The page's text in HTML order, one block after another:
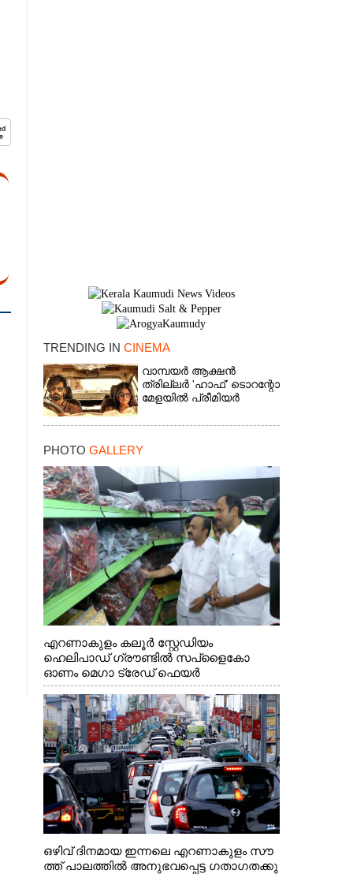
TRENDING IN CINEMA
വാമ്പയർ ആക്ഷൻ
ത്രില്ലർ 'ഹാഫ്' ടൊറന്റോ
മേളയിൽ പ്രീമിയർ
PHOTO GALLERY
എറണാകുളം കലൂർ സ്റ്റേഡിയം
ഹെലിപാഡ് ഗ്രൗണ്ടിൽ സപ്ളൈകോ
ഓണം മെഗാ ട്രേഡ് ഫെയർ
സംസ്ഥാനതല ഉദ്ഘാടനം നിർവഹിച്ച്
സ്റ്റാൾ സന്ദർശിക്കുന്ന മുഖ്യമന്ത്രി വി.ഡി.
സതീശൻ. മന്ത്രി അനൂപ് ജേക്കബ് സമീപം
ഒഴിവ് ദിനമായ ഇന്നലെ എറണാകുളം സൗ
ത്ത് പാലത്തിൽ അനുഭവപ്പെട്ട ഗതാഗതക്കു